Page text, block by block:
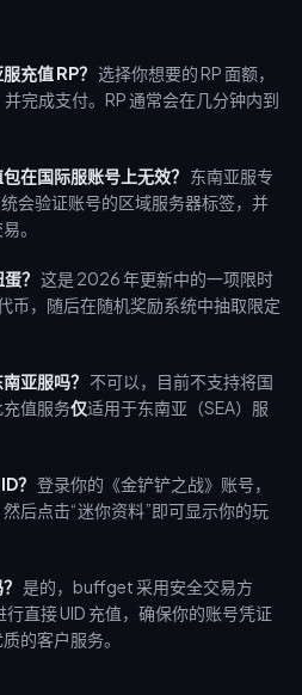
充值 RP？ 选择你想要的 RP 面额，
完成支付。RP 通常会在几分钟内到
在国际服账号上无效？ 东南亚服专
会验证账号的区域服务器标签，并
。
？ 这是 2026 年更新中的一项限时
币，随后在随机奖励系统中抽取限定
亚服吗？ 不可以，目前不支持将国
值服务仅适用于东南亚（SEA）服
？ 登录你的《金铲铲之战》账号，
后点击“迷你资料”即可显示你的玩
是的，buffget 采用安全交易方
直接 UID 充值，确保你的账号凭证
的客户服务。